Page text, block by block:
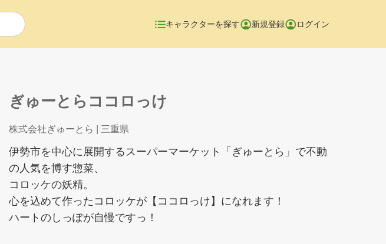
キャラクターを探す 新規登録 ログイン
ぎゅーとらココロっけ
株式会社ぎゅーとら | 三重県
伊勢市を中心に展開するスーパーマーケット「ぎゅーとら」で不動
の人気を博す惣菜、
コロッケの妖精。
心を込めて作ったコロッケが【ココロっけ】になれます！
ハートのしっぽが自慢ですっ！